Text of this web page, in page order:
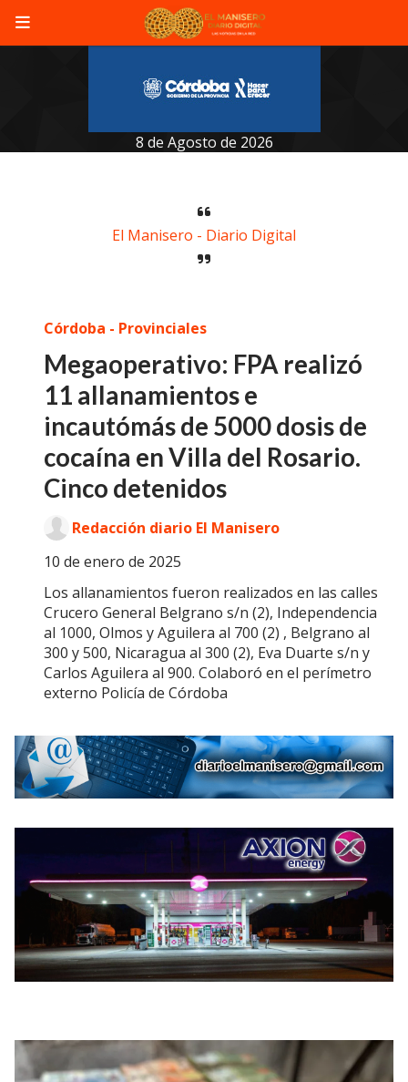
8 de Agosto de 2026
El Manisero - Diario Digital
Megaoperativo: FPA realizó
11 allanamientos e
incautómás de 5000 dosis de
cocaína en Villa del Rosario.
Cinco detenidos
Los allanamientos fueron realizados en las calles
Crucero General Belgrano s/n (2), Independencia
al 1000, Olmos y Aguilera al 700 (2) , Belgrano al
300 y 500, Nicaragua al 300 (2), Eva Duarte s/n y
Carlos Aguilera al 900. Colaboró en el perímetro
externo Policía de Córdoba
Córdoba - Provinciales
10 de enero de 2025
Redacción diario El Manisero